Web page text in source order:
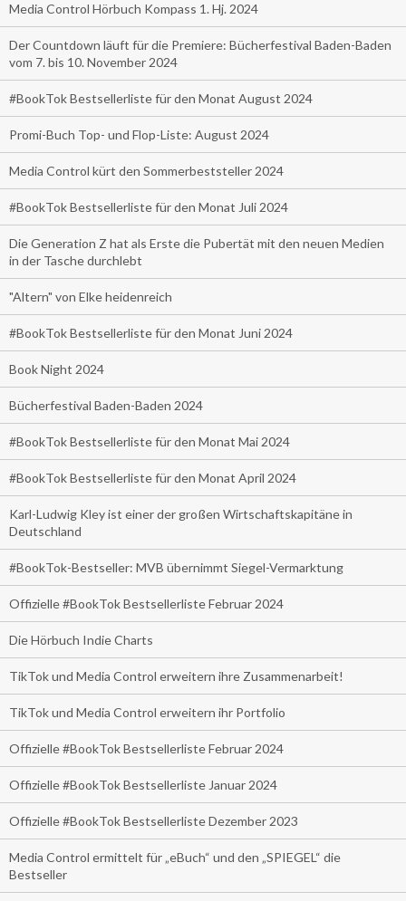
Media Control Hörbuch Kompass 1. Hj. 2024
Der Countdown läuft für die Premiere: Bücherfestival Baden-Baden
vom 7. bis 10. November 2024
#BookTok Bestsellerliste für den Monat August 2024
Promi-Buch Top- und Flop-Liste: August 2024
Media Control kürt den Sommerbeststeller 2024
#BookTok Bestsellerliste für den Monat Juli 2024
Die Generation Z hat als Erste die Pubertät mit den neuen Medien
in der Tasche durchlebt
"Altern" von Elke heidenreich
#BookTok Bestsellerliste für den Monat Juni 2024
Book Night 2024
Bücherfestival Baden-Baden 2024
#BookTok Bestsellerliste für den Monat Mai 2024
#BookTok Bestsellerliste für den Monat April 2024
Karl-Ludwig Kley ist einer der großen Wirtschaftskapitäne in
Deutschland
#BookTok-Bestseller: MVB übernimmt Siegel-Vermarktung
Offizielle #BookTok Bestsellerliste Februar 2024
Die Hörbuch Indie Charts
TikTok und Media Control erweitern ihre Zusammenarbeit!
TikTok und Media Control erweitern ihr Portfolio
Offizielle #BookTok Bestsellerliste Februar 2024
Offizielle #BookTok Bestsellerliste Januar 2024
Offizielle #BookTok Bestsellerliste Dezember 2023
Media Control ermittelt für „eBuch“ und den „SPIEGEL“ die
Bestseller